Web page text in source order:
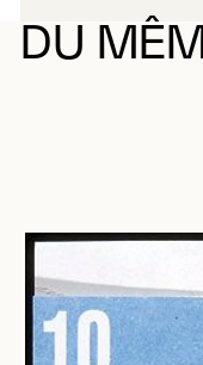
DU